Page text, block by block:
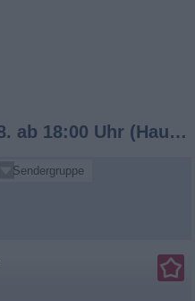
TV Programm am Do 6.8. ab 18:00 Uhr (Hauptsender)
Sendergruppe